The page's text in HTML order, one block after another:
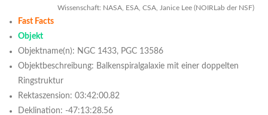
Wissenschaft: NASA, ESA, CSA, Janice Lee (NOIRLab der NSF)
Fast Facts
Objekt
Objektname(n): NGC 1433, PGC 13586
Objektbeschreibung: Balkenspiralgalaxie mit einer doppelten
Ringstruktur
Rektaszension: 03:42:00.82
Deklination: -47:13:28.56